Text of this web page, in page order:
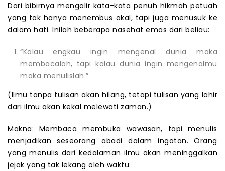
Dari bibirnya mengalir kata-kata penuh hikmah petuah
yang tak hanya menembus akal, tapi juga menusuk ke
dalam hati. Inilah beberapa nasehat emas dari beliau:
“Kalau engkau ingin mengenal dunia maka
membacalah, tapi kalau dunia ingin mengenalmu
maka menulislah.”
(Ilmu tanpa tulisan akan hilang, tetapi tulisan yang lahir
dari ilmu akan kekal melewati zaman.)
Makna: Membaca membuka wawasan, tapi menulis
menjadikan seseorang abadi dalam ingatan. Orang
yang menulis dari kedalaman ilmu akan meninggalkan
jejak yang tak lekang oleh waktu.